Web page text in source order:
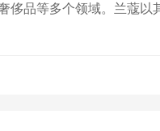
侈品等多个领域。兰蔻以